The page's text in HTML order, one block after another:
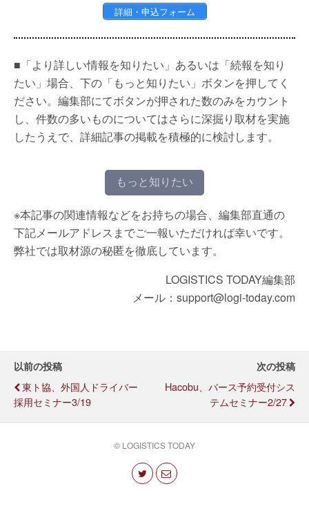
詳細・申込フォーム
■「より詳しい情報を知りたい」あるいは「続報を知り
たい」場合、下の「もっと知りたい」ボタンを押してく
ださい。編集部にてボタンが押された数のみをカウント
し、件数の多いものについてはさらに深掘り取材を実施
したうえで、詳細記事の掲載を積極的に検討します。
もっと知りたい
※本記事の関連情報などをお持ちの場合、編集部直通の
下記メールアドレスまでご一報いただければ幸いです。
弊社では取材源の秘匿を徹底しています。
LOGISTICS TODAY編集部
メール：support@logi-today.com
以前の投稿
東ト協、外国人ドライバー
採用セミナー3/19
次の投稿
Hacobu、バース予約受付シス
テムセミナー2/27
© LOGISTICS TODAY